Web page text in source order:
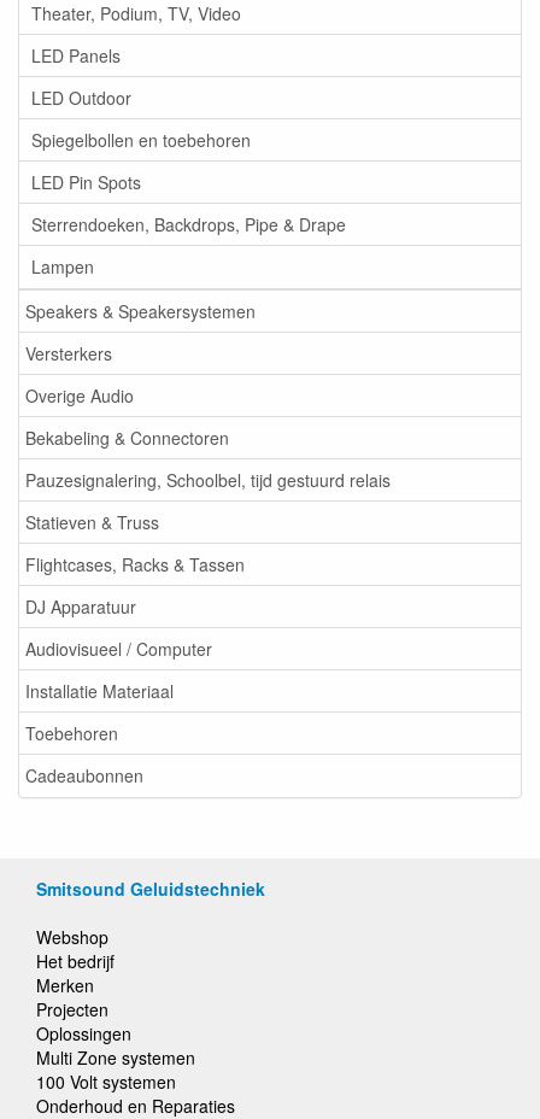
Theater, Podium, TV, Video
LED Panels
LED Outdoor
Spiegelbollen en toebehoren
LED Pin Spots
Sterrendoeken, Backdrops, Pipe & Drape
Lampen
Speakers & Speakersystemen
Versterkers
Overige Audio
Bekabeling & Connectoren
Pauzesignalering, Schoolbel, tijd gestuurd relais
Statieven & Truss
Flightcases, Racks & Tassen
DJ Apparatuur
Audiovisueel / Computer
Installatie Materiaal
Toebehoren
Cadeaubonnen
Smitsound Geluidstechniek
Webshop
Het bedrijf
Merken
Projecten
Oplossingen
Multi Zone systemen
100 Volt systemen
Onderhoud en Reparaties